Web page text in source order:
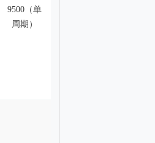
9500（单
周期）